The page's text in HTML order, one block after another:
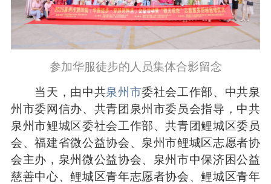
参加华服徒步的人员集体合影留念
当天，由中共泉州市委社会工作部、中共泉
州市委网信办、共青团泉州市委员会指导，中共
泉州市鲤城区委社会工作部、共青团鲤城区委员
会、福建省微公益协会、泉州市鲤城区志愿者协
会主办，泉州微公益协会、泉州市中保济困公益
慈善中心、鲤城区青年志愿者协会、鲤城区青年